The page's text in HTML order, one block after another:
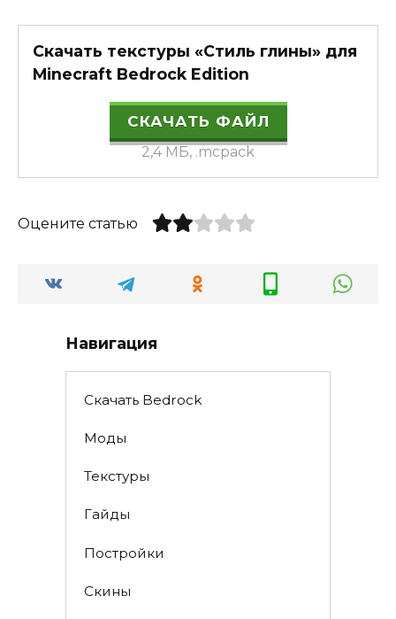
Скачать текстуры «Стиль глины» для
Minecraft Bedrock Edition
СКАЧАТЬ ФАЙЛ
2,4 МБ, .mcpack
Оцените статью
Навигация
Скачать Bedrock
Моды
Текстуры
Гайды
Постройки
Скины